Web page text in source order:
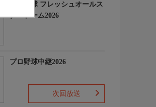
プロ野球 フレッシュオールス
ターゲーム2026
プロ野球中継2026
次回放送